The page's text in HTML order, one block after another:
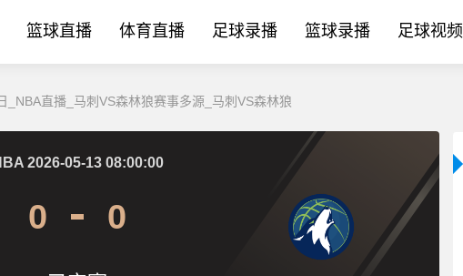
篮球直播 体育直播 足球录播 篮球录播 足球视频
_NBA直播_马刺VS森林狼赛事多源_马刺VS森林狼
2026-05-13 08:00:00
0 0